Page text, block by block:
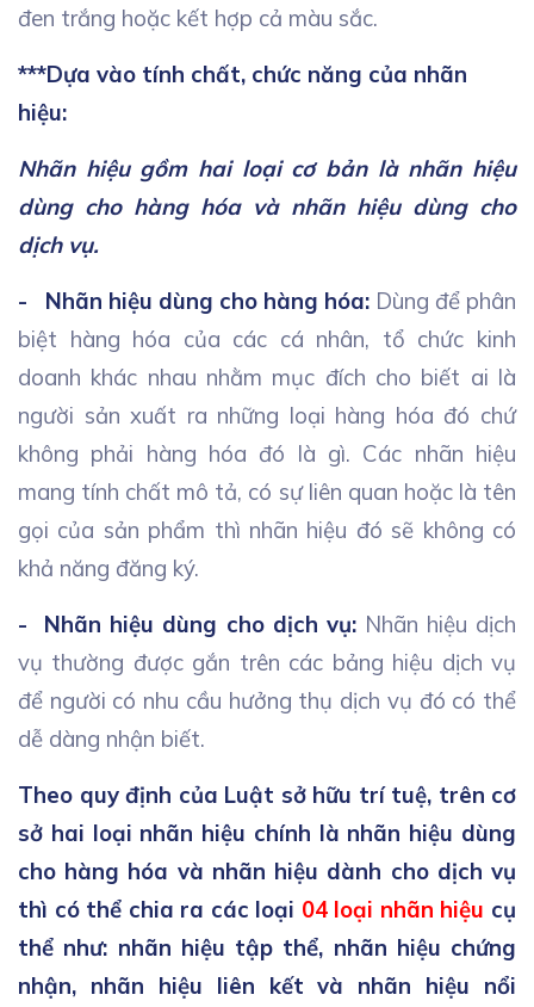
đen trắng hoặc kết hợp cả màu sắc.
***Dựa vào tính chất, chức năng của nhãn
hiệu:
Nhãn hiệu gồm hai loại cơ bản là nhãn hiệu
dùng cho hàng hóa và nhãn hiệu dùng cho
dịch vụ.
- Nhãn hiệu dùng cho hàng hóa: Dùng để phân
biệt hàng hóa của các cá nhân, tổ chức kinh
doanh khác nhau nhằm mục đích cho biết ai là
người sản xuất ra những loại hàng hóa đó chứ
không phải hàng hóa đó là gì. Các nhãn hiệu
mang tính chất mô tả, có sự liên quan hoặc là tên
gọi của sản phẩm thì nhãn hiệu đó sẽ không có
khả năng đăng ký.
- Nhãn hiệu dùng cho dịch vụ: Nhãn hiệu dịch
vụ thường được gắn trên các bảng hiệu dịch vụ
để người có nhu cầu hưởng thụ dịch vụ đó có thể
dễ dàng nhận biết.
Theo quy định của Luật sở hữu trí tuệ, trên cơ
sở hai loại nhãn hiệu chính là nhãn hiệu dùng
cho hàng hóa và nhãn hiệu dành cho dịch vụ
thì có thể chia ra các loại 04 loại nhãn hiệu cụ
thể như: nhãn hiệu tập thể, nhãn hiệu chứng
nhận, nhãn hiệu liên kết và nhãn hiệu nổi